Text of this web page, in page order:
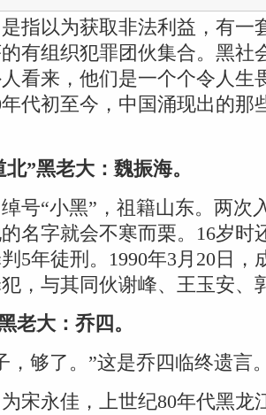
以为获取非法利益，有一
有组织犯罪团伙集合。黑社
看来，他们是一个个令人生
代初至今，中国涌现出的那
黑老大：魏振海。
“小黑”，祖籍山东。两次
名字就会不寒而栗。16岁时
5年徒刑。1990年3月20日，
，与其同伙谢峰、王玉安、
大：乔四。
够了。”这是乔四临终遗言
永佳，上世纪80年代黑龙